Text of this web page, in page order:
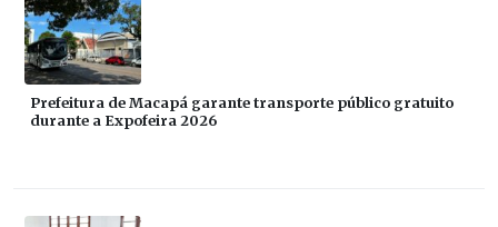
Prefeitura de Macapá garante transporte público gratuito
durante a Expofeira 2026